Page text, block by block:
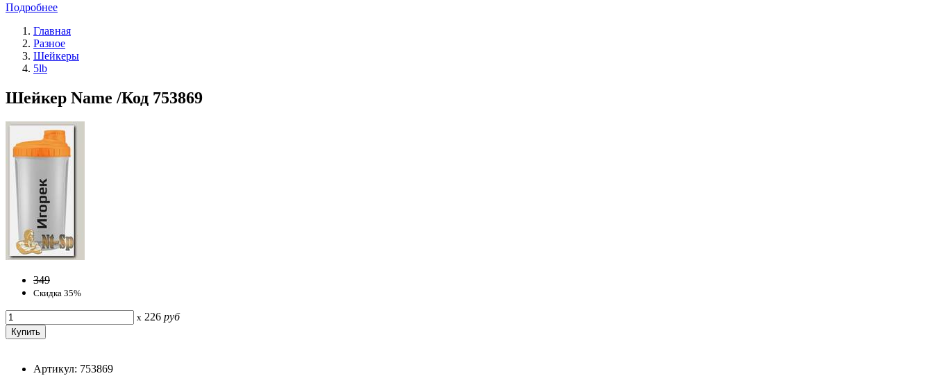
Подробнее
Главная
Разное
Шейкеры
5lb
Шейкер Name /Код 753869
349
Скидка 35%
x 226 руб
Артикул: 753869